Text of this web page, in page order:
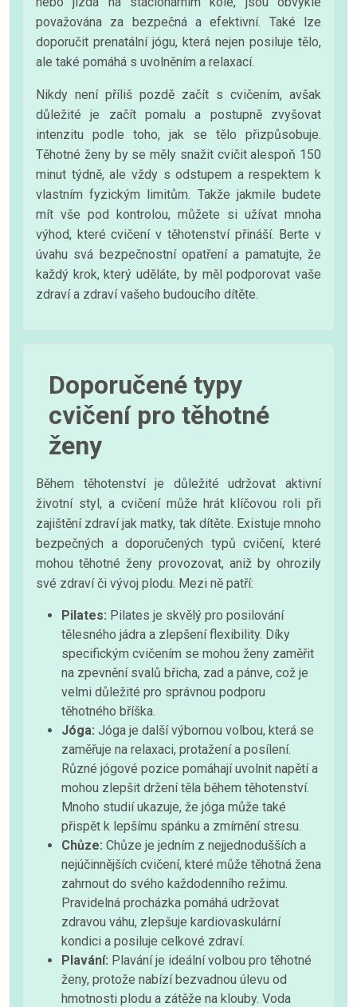
považována za bezpečná a efektivní. Také lze
doporučit prenatální jógu, která nejen posiluje tělo,
ale také pomáhá s uvolněním a relaxací.
Nikdy není příliš pozdě začít s cvičením, avšak
důležité je začít pomalu a postupně zvyšovat
intenzitu podle toho, jak se tělo přizpůsobuje.
Těhotné ženy by se měly snažit cvičit alespoň 150
minut týdně, ale vždy s odstupem a respektem k
vlastním fyzickým limitům. Takže jakmile budete
mít vše pod kontrolou, můžete si užívat mnoha
výhod, které cvičení v těhotenství přináší. Berte v
úvahu svá bezpečnostní opatření a pamatujte, že
každý krok, který uděláte, by měl podporovat vaše
zdraví a zdraví vašeho budoucího dítěte.
Doporučené typy
cvičení pro těhotné
ženy
Během těhotenství je důležité udržovat aktivní
životní styl, a cvičení může hrát klíčovou roli při
zajištění zdraví jak matky, tak dítěte. Existuje mnoho
bezpečných a doporučených typů cvičení, které
mohou těhotné ženy provozovat, aniž by ohrozily
své zdraví či vývoj plodu. Mezi ně patří:
Pilates: Pilates je skvělý pro posilování
tělesného jádra a zlepšení flexibility. Díky
specifickým cvičením se mohou ženy zaměřit
na zpevnění svalů břicha, zad a pánve, což je
velmi důležité pro správnou podporu
těhotného bříška.
Jóga: Jóga je další výbornou volbou, která se
zaměřuje na relaxaci, protažení a posílení.
Různé jógové pozice pomáhají uvolnit napětí a
mohou zlepšit držení těla během těhotenství.
Mnoho studií ukazuje, že jóga může také
přispět k lepšímu spánku a zmírnění stresu.
Chůze: Chůze je jedním z nejjednodušších a
nejúčinnějších cvičení, které může těhotná žena
zahrnout do svého každodenního režimu.
Pravidelná procházka pomáhá udržovat
zdravou váhu, zlepšuje kardiovaskulární
kondici a posiluje celkové zdraví.
Plavání: Plavání je ideální volbou pro těhotné
ženy, protože nabízí bezvadnou úlevu od
hmotnosti plodu a zátěže na klouby. Voda